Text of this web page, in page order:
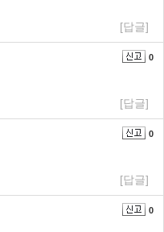
[답글]
0
[답글]
0
[답글]
0